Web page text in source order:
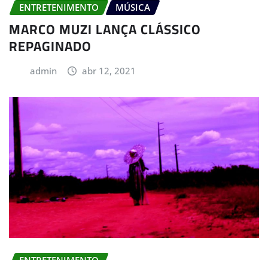
ENTRETENIMENTO MÚSICA
MARCO MUZI LANÇA CLÁSSICO
REPAGINADO
admin abr 12, 2021